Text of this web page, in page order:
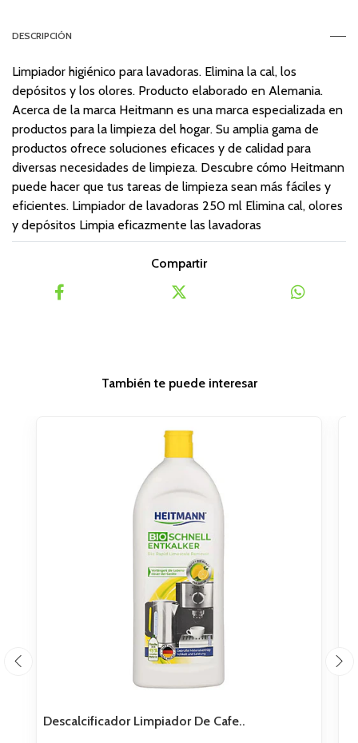
DESCRIPCIÓN
Limpiador higiénico para lavadoras. Elimina la cal, los
depósitos y los olores. Producto elaborado en Alemania.
Acerca de la marca Heitmann es una marca especializada en
productos para la limpieza del hogar. Su amplia gama de
productos ofrece soluciones eficaces y de calidad para
diversas necesidades de limpieza. Descubre cómo Heitmann
puede hacer que tus tareas de limpieza sean más fáciles y
eficientes. Limpiador de lavadoras 250 ml Elimina cal, olores
y depósitos Limpia eficazmente las lavadoras
Compartir
También te puede interesar
Descalcificador Limpiador De Cafe..